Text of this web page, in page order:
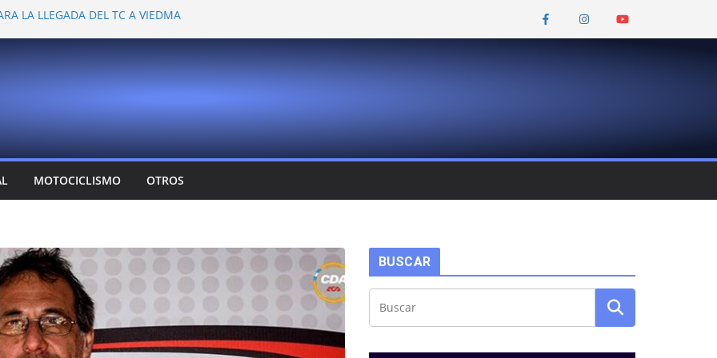
LA LLEGADA DEL TC A VIEDMA
EN LA PLATA
VER A TANTOS PILOTOS
DEJÓ CAMBIOS EN LOS CAMPEONATOS
CONFIRMA SU REGRESO AL TOP RACE
MOTOCICLISMO OTROS
BUSCAR